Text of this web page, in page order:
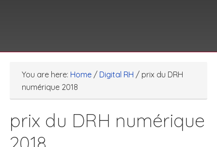
You are here: Home / Digital RH / prix du DRH
numérique 2018
prix du DRH numérique